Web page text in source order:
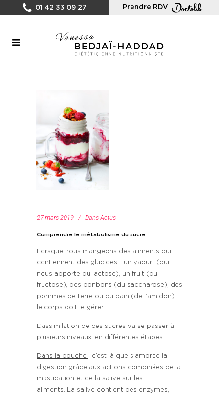
01 42 33 09 27 Prendre RDV
27 mars 2019 Dans Actus
Comprendre le métabolisme du sucre
Lorsque nous mangeons des aliments qui
contiennent des glucides… un yaourt (qui
nous apporte du lactose), un fruit (du
fructose), des bonbons (du saccharose), des
pommes de terre ou du pain (de l’amidon),
le corps doit le gérer.
L’assimilation de ces sucres va se passer à
plusieurs niveaux, en différentes étapes :
Dans la bouche : c’est là que s’amorce la
digestion grâce aux actions combinées de la
mastication et de la salive sur les
aliments. La salive contient des enzymes,